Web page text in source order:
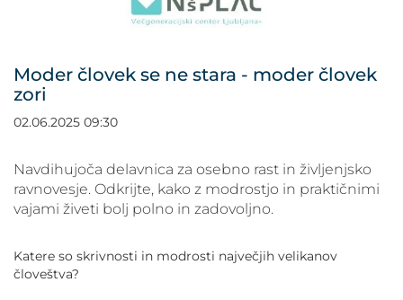
OZNAČI NASLOVE
PODČRTAJ POVEZAVE
Moder človek se ne stara - moder človek
zori
02.06.2025 09:30
Navdihujoča delavnica za osebno rast in življenjsko
ravnovesje. Odkrijte, kako z modrostjo in praktičnimi
vajami živeti bolj polno in zadovoljno.
Katere so skrivnosti in modrosti največjih velikanov
človeštva?